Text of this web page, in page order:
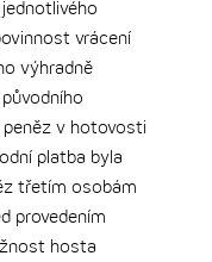
vrácení
výhradně
peněz v hotovosti
platba byla
třetím osobám
provedením
hosta